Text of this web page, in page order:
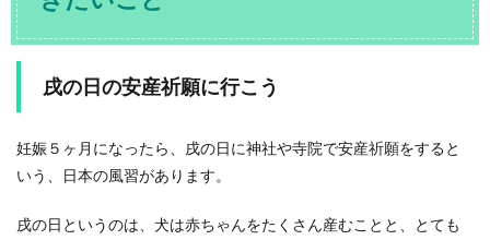
戌の日の安産祈願に行こう
妊娠５ヶ月になったら、戌の日に神社や寺院で安産祈願をすると
いう、日本の風習があります。
戌の日というのは、犬は赤ちゃんをたくさん産むことと、とても